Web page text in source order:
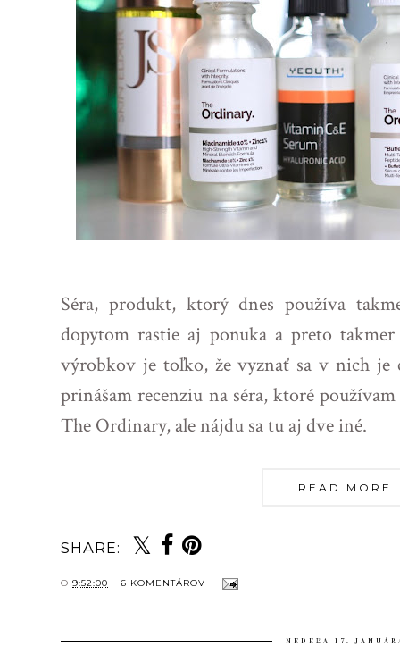
Séra, produkt, ktorý dnes používa
dopytom rastie aj ponuka a preto
výrobkov je toľko, že vyznať sa v nich je
prinášam recenziu na séra, ktoré
The Ordinary, ale nájdu sa tu aj dve iné.
READ
SHARE:
O 9:52:00 6 KOMENTÁROV
NEDEĽA 17.